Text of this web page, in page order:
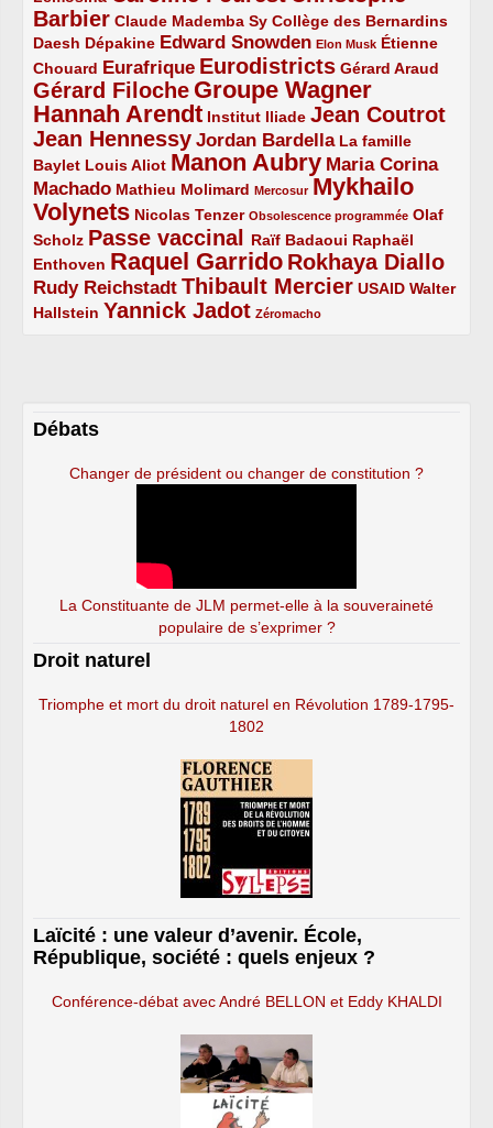
Barbier
4/5 Claude Mademba Sy
2/5 Collège des Bernardins
2/5
Daesh
2/5 Dépakine
2/5 Edward Snowden
3/5 Elon Musk
1/5
Étienne
Chouard
2/5 Eurafrique
3/5 Eurodistricts
4/5 Gérard Araud
2/5
Gérard Filoche
4/5 Groupe Wagner
5/5
Hannah Arendt
5/5 Institut Iliade
2/5 Jean Coutrot
4/5
Jean Hennessy
4/5 Jordan Bardella
3/5
La famille
Baylet
2/5 Louis Aliot
2/5 Manon Aubry
5/5
Maria Corina
Machado
3/5 Mathieu Molimard
2/5 Mercosur
1/5
Mykhailo
Volynets
5/5 Nicolas Tenzer
2/5 Obsolescence programmée
1/5
Olaf
Scholz
2/5 Passe vaccinal
4/5 Raïf Badaoui
2/5
Raphaël
Enthoven
2/5 Raquel Garrido
5/5 Rokhaya Diallo
4/5
Rudy Reichstadt
3/5 Thibault Mercier
4/5 USAID
2/5
Walter
Hallstein
2/5 Yannick Jadot
4/5 Zéromacho
1/5
Débats
Changer de président ou changer de constitution ?
La Constituante de JLM permet-elle à la souveraineté
populaire de s’exprimer ?
Droit naturel
Triomphe et mort du droit naturel en Révolution 1789-1795-
1802
Laïcité : une valeur d’avenir. École,
République, société : quels enjeux ?
Conférence-débat avec André BELLON et Eddy KHALDI